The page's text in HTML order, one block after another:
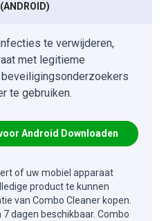
te verwijderen,
met legitieme
te gebruiken.
Android Downloaden
of uw mobiel apparaat
product te kunnen
van Combo Cleaner kopen.
dagen beschikbaar. Combo